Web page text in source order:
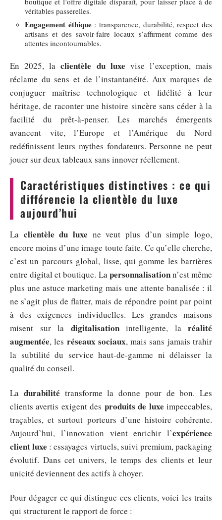
véritables passerelles.
Engagement éthique: transparence, durabilité, respect des
artisans et des savoir-faire locaux s’affirment comme des
attentes incontournables.
En 2025, laclientèle du luxe vise l’exception, mais
réclame du sens et de l’instantanéité. Aux marques de
conjuguer maîtrise technologique et fidélité à leur
héritage, de raconter une histoire sincère sans céder à la
facilité du prêt-à-penser. Les marchés émergents
avancent vite, l’Europe et l’Amérique du Nord
redéfinissent leurs mythes fondateurs. Personne ne peut
jouer sur deux tableaux sans innover réellement.
Caractéristiques distinctives : ce qui
différencie la clientèle du luxe
aujourd’hui
La clientèle du luxe ne veut plus d’un simple logo,
encore moins d’une image toute faite. Ce qu’elle cherche,
c’est un parcours global, lisse, qui gomme les barrières
entre digital et boutique. Lapersonnalisationn’est même
plus une astuce marketing mais une attente banalisée : il
ne s’agit plus de flatter, mais de répondre point par point
à des exigences individuelles. Les grandes maisons
misent sur la digitalisationintelligente, la réalité
augmentée, les réseaux sociaux, mais sans jamais trahir
la subtilité du service haut-de-gamme ni délaisser la
qualité du conseil.
La durabilité transforme la donne pour de bon. Les
clients avertis exigent des produits de luxe impeccables,
traçables, et surtout porteurs d’une histoire cohérente.
Aujourd’hui, l’innovation vient enrichir l’expérience
client luxe : essayages virtuels, suivi premium, packaging
évolutif. Dans cet univers, le temps des clients et leur
unicité deviennent des actifs à choyer.
Pour dégager ce qui distingue ces clients, voici les traits
qui structurent le rapport de force :